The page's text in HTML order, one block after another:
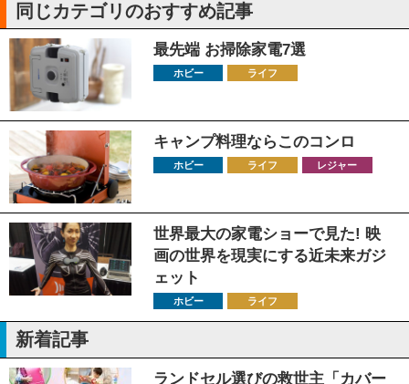
同じカテゴリのおすすめ記事
最先端 お掃除家電7選
ホビー ライフ
キャンプ料理ならこのコンロ
ホビー ライフ レジャー
世界最大の家電ショーで見た! 映
画の世界を現実にする近未来ガジ
ェット
ホビー ライフ
新着記事
ランドセル選びの救世主「カバー